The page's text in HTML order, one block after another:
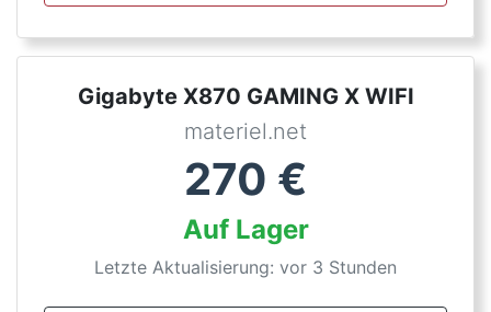
Gigabyte X870 GAMING X WIFI
materiel.net
270 €
Auf Lager
Letzte Aktualisierung: vor 3 Stunden